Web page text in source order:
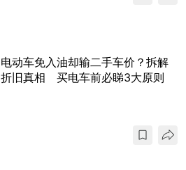
电动车免入油却输二手车价？拆解
折旧真相 买电车前必睇3大原则